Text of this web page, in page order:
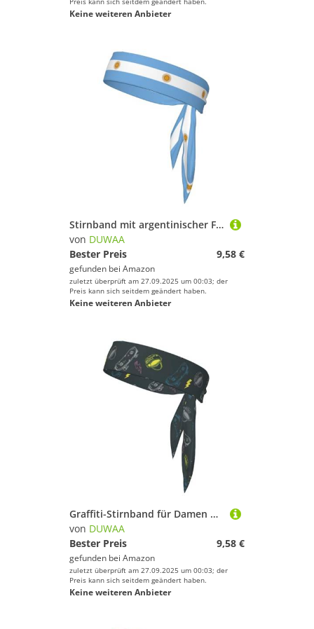
Keine weiteren Anbieter
Stirnband mit argentinischer Flagge, für Damen und Herren, Ninja-Stirnbänder, verstellbar, feuchtigkeitsableitend, kühlendes Stirnband
von DUWAA
Bester Preis
9,58 €
gefunden bei Amazon
zuletzt überprüft am 27.09.2025 um 00:03; der
Preis kann sich seitdem geändert haben.
Keine weiteren Anbieter
Graffiti-Stirnband für Damen und Herren, Ninja-Stirnbänder, verstellbar, feuchtigkeitsableitend, kühlendes Stirnband
von DUWAA
Bester Preis
9,58 €
gefunden bei Amazon
zuletzt überprüft am 27.09.2025 um 00:03; der
Preis kann sich seitdem geändert haben.
Keine weiteren Anbieter